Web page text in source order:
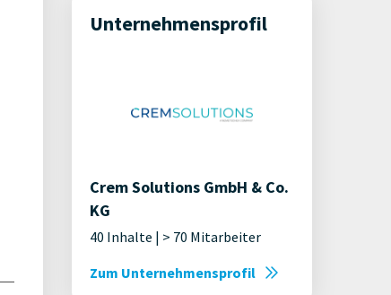
Unternehmensprofil
Crem Solutions GmbH & Co.
KG
40 Inhalte | > 70 Mitarbeiter
Zum Unternehmensprofil